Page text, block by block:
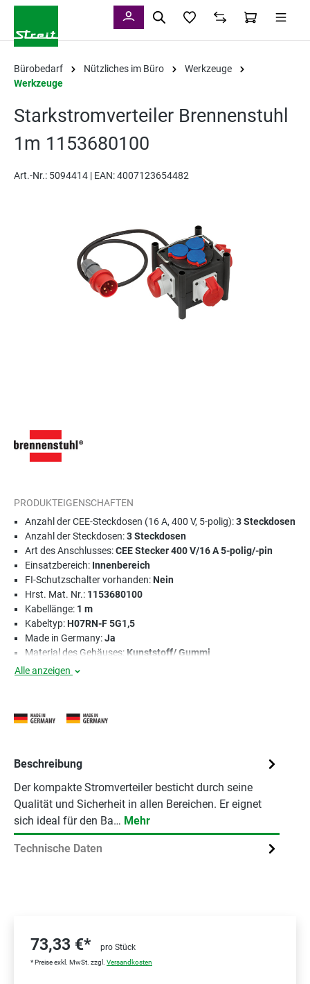
Bürobedarf Nützliches im Büro
Werkzeuge
Werkzeuge
Starkstromverteiler Brennenstuhl
1m 1153680100
Art.-Nr.: 5094414 | EAN: 4007123654482
PRODUKTEIGENSCHAFTEN
Anzahl der CEE-Steckdosen (16 A, 400 V, 5-polig):3 Steckdosen
Anzahl der Steckdosen:3 Steckdosen
Art des Anschlusses:CEE Stecker 400 V/16 A 5-polig/-pin
Einsatzbereich: Innenbereich
FI-Schutzschalter vorhanden:Nein
Hrst. Mat. Nr.: 1153680100
Kabellänge: 1 m
Kabeltyp:H07RN-F 5G1,5
Made in Germany:Ja
Material des Gehäuses: Kunststoff/ Gummi
Alle anzeigen
Beschreibung
Der kompakte Stromverteiler besticht durch seine
Qualität und Sicherheit in allen Bereichen. Er eignet
sich ideal für den Ba… Mehr
Technische Daten
73,33 €* pro Stück
* Preise exkl. MwSt. zzgl. Versandkosten